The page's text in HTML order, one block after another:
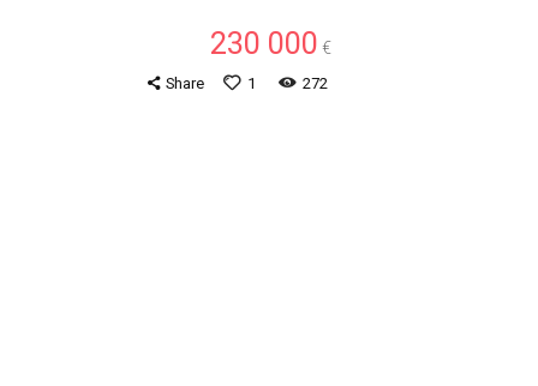
230 000 €
272
1
Share